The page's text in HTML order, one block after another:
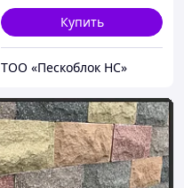
Купить
ТОО «Пескоблок НС»